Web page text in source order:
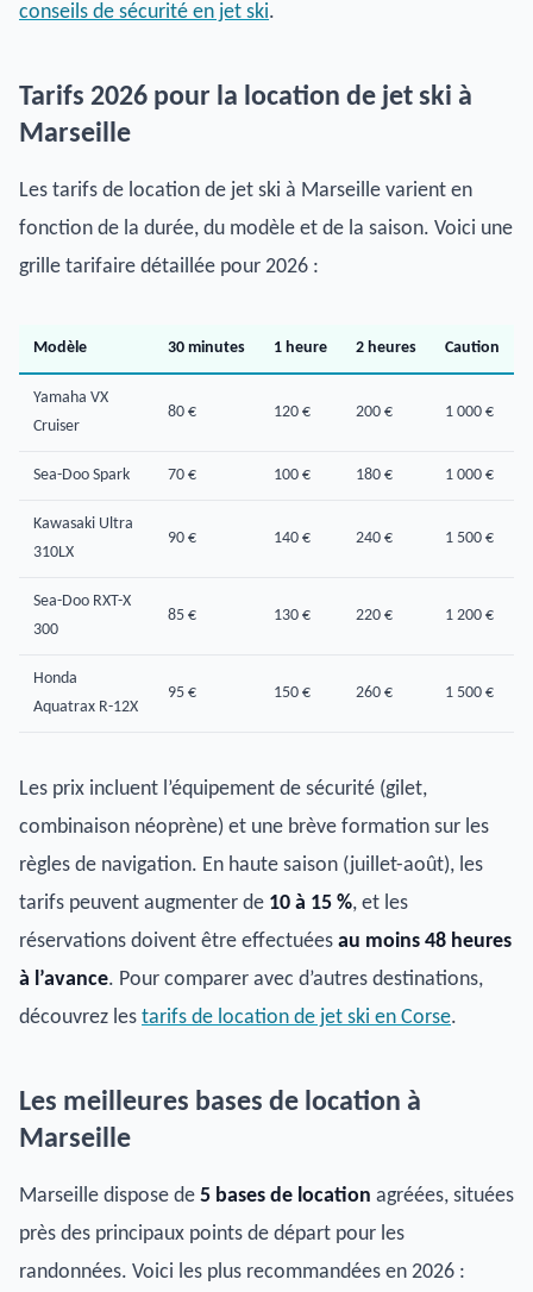
conseils de sécurité en jet ski.
Tarifs 2026 pour la location de jet ski à
Marseille
Les tarifs de location de jet ski à Marseille varient en
fonction de la durée, du modèle et de la saison. Voici une
grille tarifaire détaillée pour 2026 :
Modèle 30 minutes 1 heure 2 heures Caution
Yamaha VX
Cruiser
80 € 120 € 200 € 1 000 €
Sea-Doo Spark 70 € 100 € 180 € 1 000 €
Kawasaki Ultra
310LX
90 € 140 € 240 € 1 500 €
Sea-Doo RXT-X
300
85 € 130 € 220 € 1 200 €
Honda
Aquatrax R-12X
95 € 150 € 260 € 1 500 €
Les prix incluent l’équipement de sécurité (gilet,
combinaison néoprène) et une brève formation sur les
règles de navigation. En haute saison (juillet-août), les
tarifs peuvent augmenter de 10 à 15 %, et les
réservations doivent être effectuées au moins 48 heures
à l’avance. Pour comparer avec d’autres destinations,
découvrez les tarifs de location de jet ski en Corse.
Les meilleures bases de location à
Marseille
Marseille dispose de 5 bases de location agréées, situées
près des principaux points de départ pour les
randonnées. Voici les plus recommandées en 2026 :